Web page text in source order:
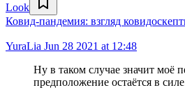
Look
Ковид-пандемия: взгляд
YuraLia Jun 28 2021 at 12:48
Ну в таком случае значит моё
предположение остаётся в